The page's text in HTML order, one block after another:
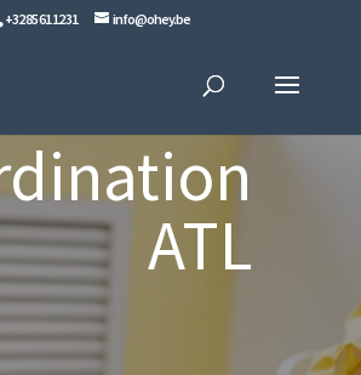
+32 85 61 12 31 info@ohey.be
ATL